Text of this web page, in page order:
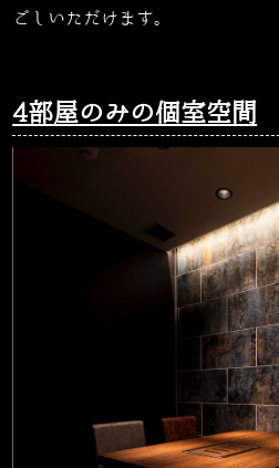
ごしいただけます。
4部屋のみの個室空間